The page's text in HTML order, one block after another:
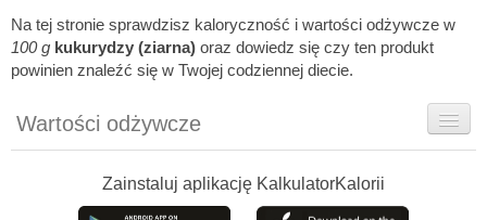
Na tej stronie sprawdzisz kaloryczność i wartości odżywcze w
100 g kukurydzy (ziarna) oraz dowiedz się czy ten produkt
powinien znaleźć się w Twojej codziennej diecie.
Wartości odżywcze
Szczegółówe informacje
Zainstaluj aplikację KalkulatorKalorii